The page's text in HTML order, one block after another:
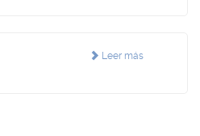
Leer más